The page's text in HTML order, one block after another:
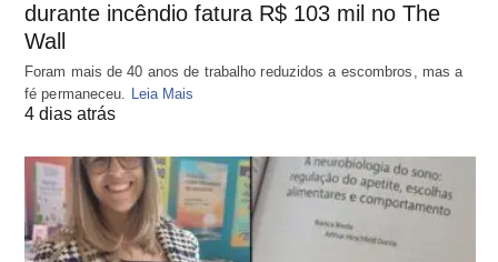
durante incêndio fatura R$ 103 mil no The
Wall
Foram mais de 40 anos de trabalho reduzidos a escombros, mas a
fé permaneceu. Leia Mais
4 dias atrás